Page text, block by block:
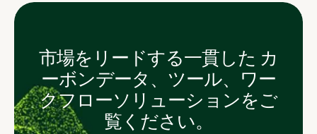
市場をリードする一貫した カ
ーボンデータ、ツール、ワー
クフローソリューションをご
覧ください。